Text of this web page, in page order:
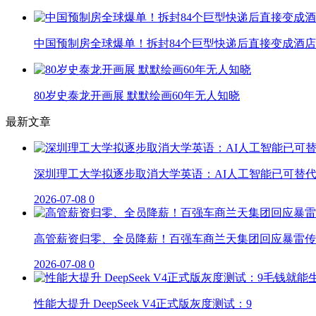
中国预制房全球爆单！拆封84个巨型快递后直接变成酒店
80岁史泰龙开画展 默默绘画60年无人知晓
最新文章
深圳理工大学拟逐步取消大学英语：AI人工智能已可替代
2026-07-08 0
高管薪资归零、全员降薪！百强车商兰天集团回应暴雷
2026-07-08 0
性能大提升 DeepSeek V4正式版灰度测试：9